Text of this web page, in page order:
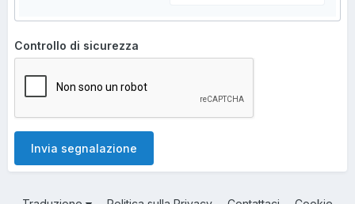
Controllo di sicurezza
Invia segnalazione